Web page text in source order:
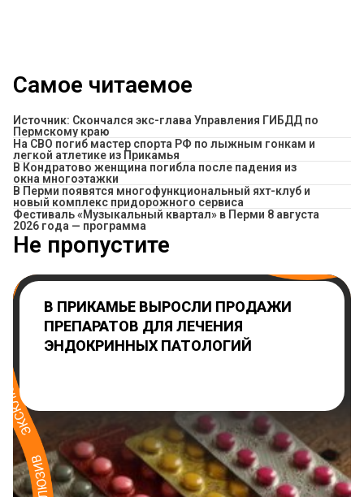
Самое читаемое
Источник: Скончался экс-глава Управления ГИБДД по
Пермскому краю
На СВО погиб мастер спорта РФ по лыжным гонкам и
легкой атлетике из Прикамья
В Кондратово женщина погибла после падения из
окна многоэтажки
В Перми появятся многофункциональный яхт-клуб и
новый комплекс придорожного сервиса
Фестиваль «Музыкальный квартал» в Перми 8 августа
2026 года — программа
Не пропустите
В ПРИКАМЬЕ ВЫРОСЛИ ПРОДАЖИ
ПРЕПАРАТОВ ДЛЯ ЛЕЧЕНИЯ
ЭНДОКРИННЫХ ПАТОЛОГИЙ